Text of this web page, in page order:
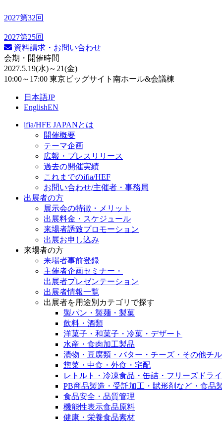
2027第32回
2027第25回
資料請求・お問い合わせ
会期・開催時間
2027.5.19(水)～21(金)
10:00～17:00 東京ビッグサイト南ホール&会議棟
日本語JP
EnglishEN
ifia/HFE JAPANとは
開催概要
テーマ企画
広報・プレスリリース
過去の開催実績
これまでのifia/HEF
お問い合わせ/主催者・事務局
出展者の方
展示会の特徴・メリット
出展料⾦・スケジュール
来場者誘致プロモーション
出展お申し込み
来場者の方
来場者事前登録
主催者企画セミナー・
出展者プレゼンテーション
出展者情報一覧
出展者を用途別カテゴリで探す
製パン・製麺・製菓
飲料・酒類
洋菓子・和菓子・冷菓・デザート
水産・食肉加工製品
漬物・豆腐類・バター・チーズ・その他チ
惣菜・中食・外食・宅配
レトルト・冷凍食品・缶詰・フリーズドラ
PB商品製造・受託加工・賦形剤など・食品
食品安全・品質管理
機能性表示食品原料
健康・栄養食品素材